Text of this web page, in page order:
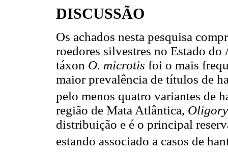
DISCUSSÃO
Os achados nesta pesquisa
roedores silvestres no Estado
táxon O. microtis foi o mais
maior prevalência de títulos de
pelo menos quatro variantes de
região de Mata Atlântica,
distribuição e é o principal
estando associado a casos de